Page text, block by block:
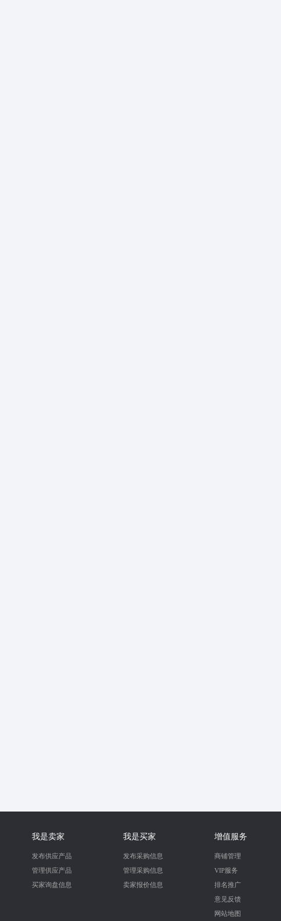
我是卖家
发布供应产品
管理供应产品
买家询盘信息
我是买家
发布采购信息
管理采购信息
卖家报价信息
增值服务
商铺管理
VIP服务
排名推广
意见反馈
网站地图